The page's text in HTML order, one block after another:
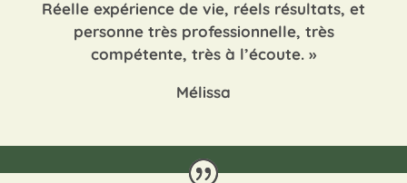
Réelle expérience de vie, réels résultats, et
personne très professionnelle, très
compétente, très à l’écoute. »
Mélissa